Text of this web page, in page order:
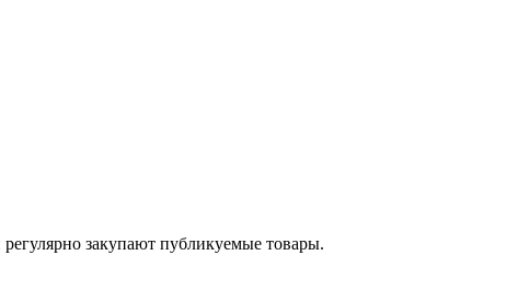
регулярно закупают публикуемые товары.